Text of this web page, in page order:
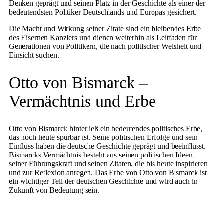
Denken geprägt und seinen Platz in der Geschichte als einer der
bedeutendsten Politiker Deutschlands und Europas gesichert.
Die Macht und Wirkung seiner Zitate sind ein bleibendes Erbe
des Eisernen Kanzlers und dienen weiterhin als Leitfaden für
Generationen von Politikern, die nach politischer Weisheit und
Einsicht suchen.
Otto von Bismarck –
Vermächtnis und Erbe
Otto von Bismarck hinterließ ein bedeutendes politisches Erbe,
das noch heute spürbar ist. Seine politischen Erfolge und sein
Einfluss haben die deutsche Geschichte geprägt und beeinflusst.
Bismarcks Vermächtnis besteht aus seinen politischen Ideen,
seiner Führungskraft und seinen Zitaten, die bis heute inspirieren
und zur Reflexion anregen. Das Erbe von Otto von Bismarck ist
ein wichtiger Teil der deutschen Geschichte und wird auch in
Zukunft von Bedeutung sein.